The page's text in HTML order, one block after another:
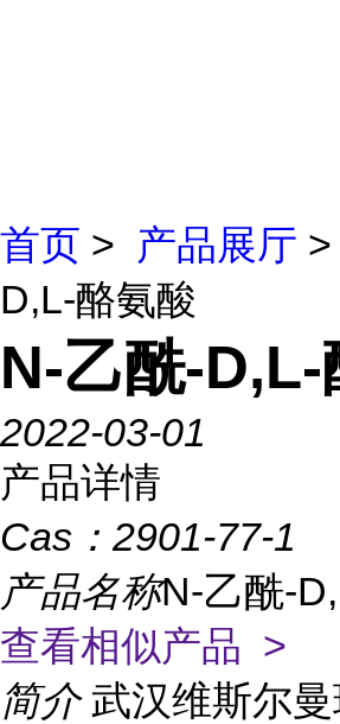
首页 > 产品展厅
D,L-酪氨酸
N-乙酰-D,L-
2022-03-01
产品详情
Cas： 2901-77-1
产品名称N-乙酰-
查看相似产品 >
简介 武汉维斯尔